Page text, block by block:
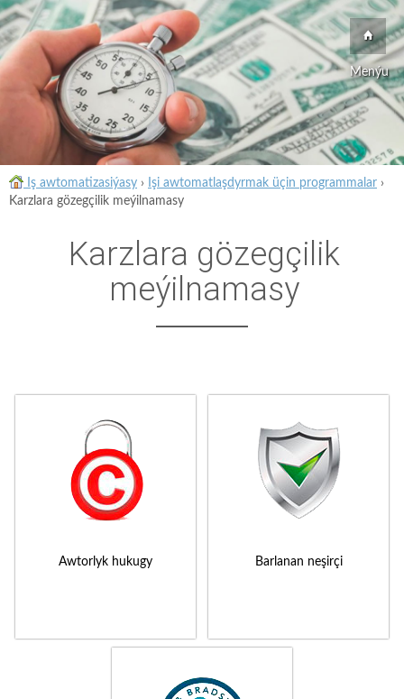
Menýu
Iş awtomatizasiýasy › Işi awtomatlaşdyrmak üçin programmalar ›
Karzlara gözegçilik meýilnamasy
Karzlara gözegçilik
meýilnamasy
Awtorlyk hukugy Barlanan neşirçi